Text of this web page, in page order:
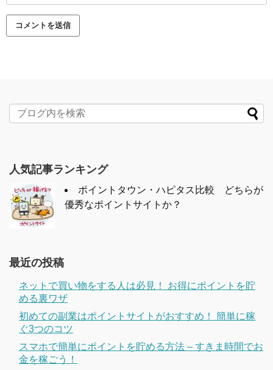
人気記事ランキング
ポイントタウン・ハピタス比較 どちらが
優秀なポイントサイトか？
最近の投稿
ネットで買い物をする人は必見！ お得にポイントを貯
める裏ワザ
初めての副業はポイントサイトがおすすめ！ 簡単に稼
ぐ3つのコツ
スマホで簡単にポイントを貯める方法 – すきま時間でお
金を稼ごう！